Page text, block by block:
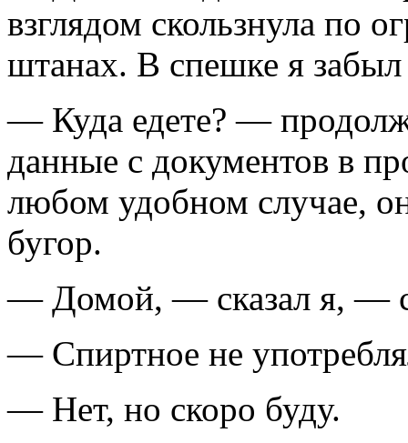
взглядом скользнула по
штанах. В спешке я забыл
— Куда едете? —
данные с документов в
любом удобном случае,
бугор.
— Домой, — сказал я, —
— Спиртное не
— Нет, но скоро буду.